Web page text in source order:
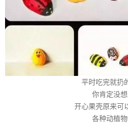
平时吃完就扔
你肯定没
开心果壳原来可
各种动植